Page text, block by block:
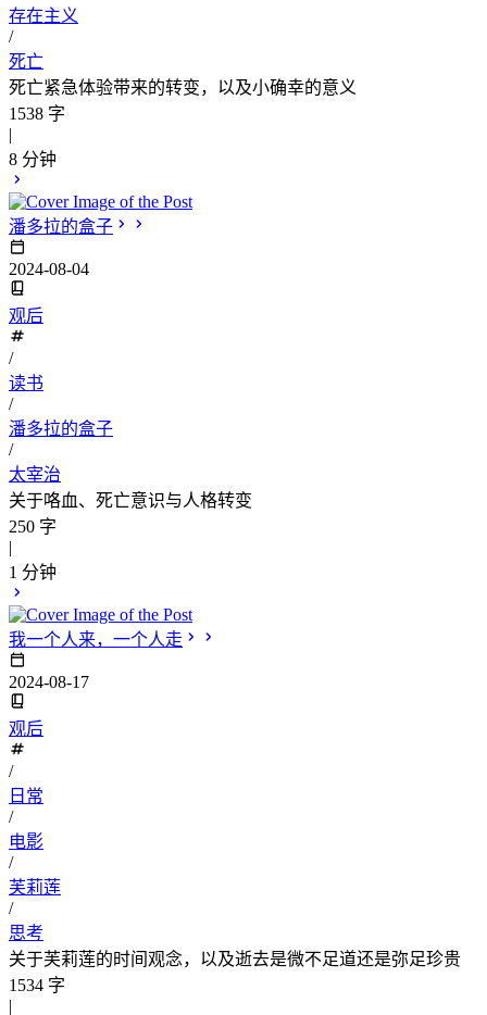
存在主义
/
死亡
死亡紧急体验带来的转变，以及小确幸的意义
1538 字
|
8 分钟
潘多拉的盒子
2024-08-04
观后
/
读书
/
潘多拉的盒子
/
太宰治
关于咯血、死亡意识与人格转变
250 字
|
1 分钟
我一个人来，一个人走
2024-08-17
观后
/
日常
/
电影
/
芙莉莲
/
思考
关于芙莉莲的时间观念，以及逝去是微不足道还是弥足珍贵
1534 字
|